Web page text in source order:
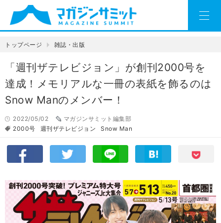
トップページ 雑誌・出版
「週刊ザテレビジョン」が創刊2000号を
達成！メモリアルな一冊の表紙を飾るのは
Snow Manのメンバー！
2022/05/02
マガジンサミット編集部
2000号
週刊ザテレビジョン Snow Man